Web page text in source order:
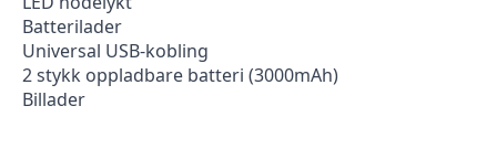
Batterilader
Universal USB-kobling
2 stykk oppladbare batteri (3000mAh)
Billader